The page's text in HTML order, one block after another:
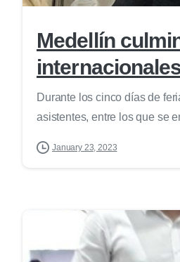
Medellín
Durante los cinco días de
asistentes, entre los que se
January 23, 2023